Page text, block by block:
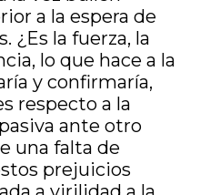
a la espera de
¿Es la fuerza, la
lo que hace a la
y confirmaría,
respecto a la
ante otro
una falta de
prejuicios